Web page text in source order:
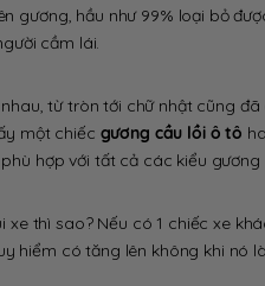
gương, hầu như 99% loại bỏ
cầm lái.
từ tròn tới chữ nhật cũng
một chiếc gương cầu lồi ô tô
hợp với tất cả các kiểu gương
thì sao? Nếu có 1 chiếc xe
hiểm có tăng lên không khi nó